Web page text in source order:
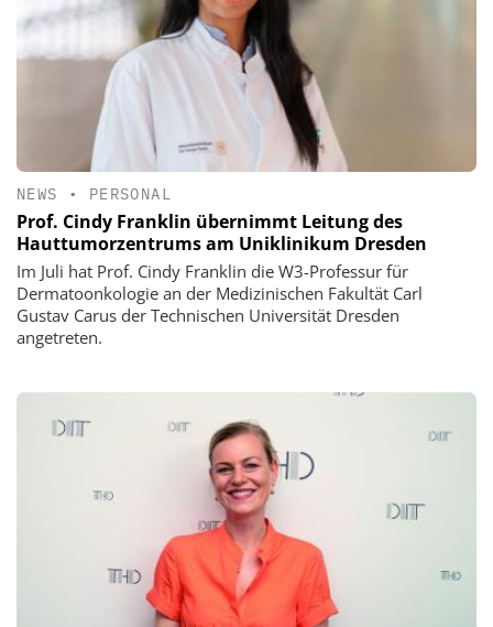
NEWS • PERSONAL
Prof. Cindy Franklin übernimmt Leitung des
Hauttumorzentrums am Uniklinikum Dresden
Im Juli hat Prof. Cindy Franklin die W3-Professur für
Dermatoonkologie an der Medizinischen Fakultät Carl
Gustav Carus der Technischen Universität Dresden
angetreten.